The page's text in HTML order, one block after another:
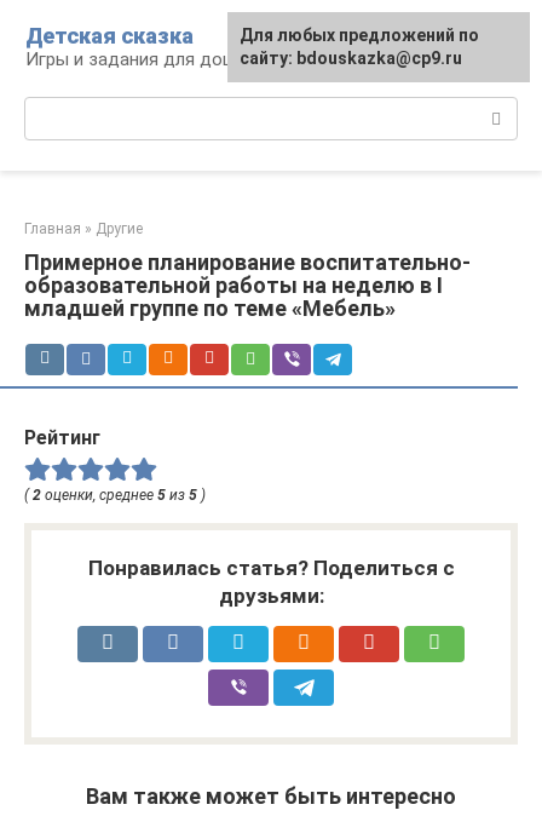
контенту
Детская сказка
Игры и задания для дошкольников
Главная » Другие
Примерное планирование воспитательно-
образовательной работы на неделю в I
младшей группе по теме «Мебель»
Рейтинг
(2 оценки, среднее 5 из 5 )
Понравилась статья? Поделиться с
друзьями:
Вам также может быть интересно
Для любых предложений по
сайту: bdouskazka@cp9.ru